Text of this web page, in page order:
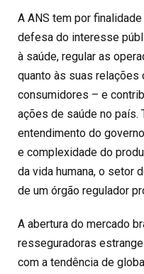
A ANS tem por
defesa do interesse
à saúde, regular as
quanto às suas
consumidores – e
ações de saúde no país.
entendimento do
e complexidade do
da vida humana, o setor
de um órgão regulador
A abertura do mercado
resseguradoras
com a tendência de